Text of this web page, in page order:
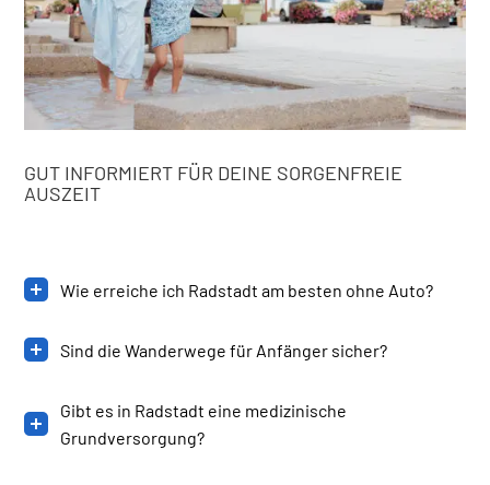
GUT INFORMIERT FÜR DEINE SORGENFREIE
AUSZEIT
Wie erreiche ich Radstadt am besten ohne Auto?
Sind die Wanderwege für Anfänger sicher?
Gibt es in Radstadt eine medizinische
Grundversorgung?